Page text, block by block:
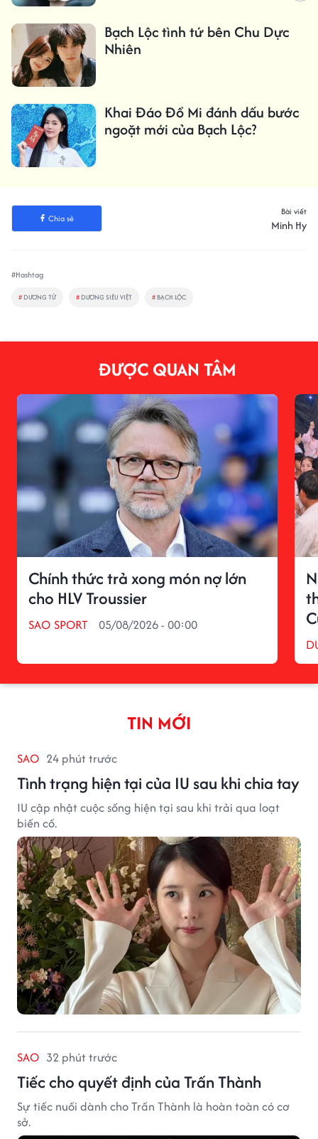
Bạch Lộc tình tứ bên Chu Dực
Nhiên
Khai Đáo Đồ Mi đánh dấu bước
ngoặt mới của Bạch Lộc?
Chia sẻ
Bài viết
Minh Hy
#Hashtag
# DƯƠNG TỬ # DƯƠNG SIÊU VIỆT # BẠCH LỘC
ĐƯỢC QUAN TÂM
Chính thức trả xong món nợ lớn
cho HLV Troussier
SAO SPORT 05/08/2026 - 00:00
TIN MỚI
SAO 24 phút trước
Tình trạng hiện tại của IU sau khi chia tay
IU cập nhật cuộc sống hiện tại sau khi trải qua loạt
biến cố.
SAO 32 phút trước
Tiếc cho quyết định của Trấn Thành
Sự tiếc nuối dành cho Trấn Thành là hoàn toàn có cơ
sở.